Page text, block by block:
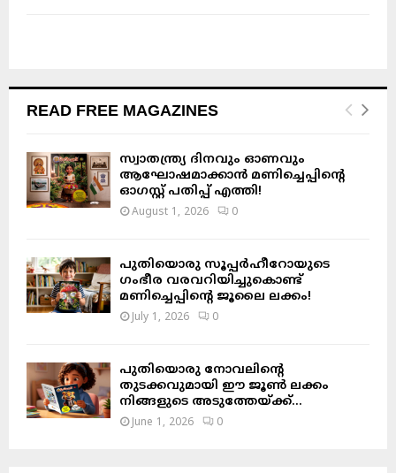
READ FREE MAGAZINES
സ്വാതന്ത്ര്യ ദിനവും ഓണവും
ആഘോഷമാക്കാൻ മണിച്ചെപ്പിന്റെ
ഓഗസ്റ്റ് പതിപ്പ് എത്തി!
August 1, 2026 0
പുതിയൊരു സൂപ്പർഹീറോയുടെ
ഗംഭീര വരവറിയിച്ചുകൊണ്ട്
മണിച്ചെപ്പിന്റെ ജൂലൈ ലക്കം!
July 1, 2026 0
പുതിയൊരു നോവലിന്റെ
തുടക്കവുമായി ഈ ജൂൺ ലക്കം
നിങ്ങളുടെ അടുത്തേയ്ക്ക്…
June 1, 2026 0